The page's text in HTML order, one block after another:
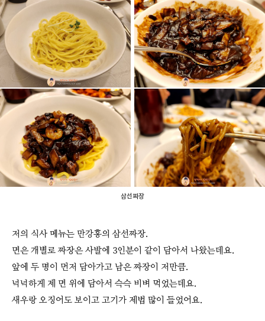
삼선짜장
저의 식사 메뉴는 만강홍의 삼선짜장.
면은 개별로 짜장은 사발에 3인분이 같이 담아서 나왔는데요.
앞에 두 명이 먼저 담아가고 남은 짜장이 저만큼.
넉넉하게 제 면 위에 담아서 슥슥 비벼 먹었는데요.
새우랑 오징어도 보이고 고기가 제법 많이 들었어요.